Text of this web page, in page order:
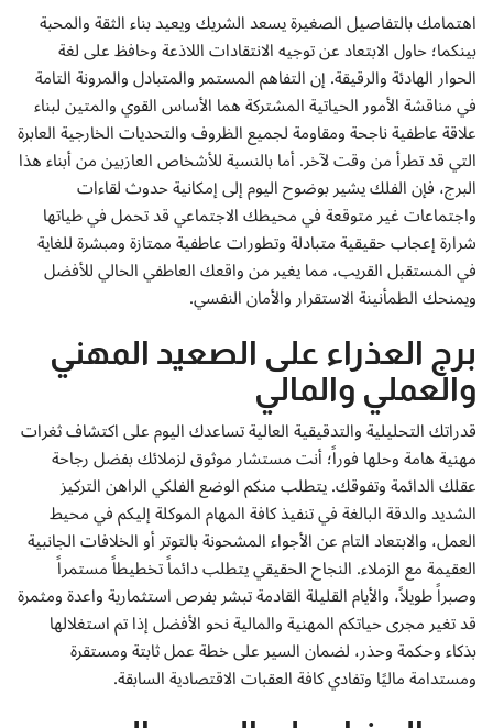
اهتمامك بالتفاصيل الصغيرة يسعد الشريك ويعيد بناء الثقة والمحبة
بينكما؛ حاول الابتعاد عن توجيه الانتقادات اللاذعة وحافظ على لغة
الحوار الهادئة والرقيقة. إن التفاهم المستمر والمتبادل والمرونة التامة
في مناقشة الأمور الحياتية المشتركة هما الأساس القوي والمتين لبناء
علاقة عاطفية ناجحة ومقاومة لجميع الظروف والتحديات الخارجية العابرة
التي قد تطرأ من وقت لآخر. أما بالنسبة للأشخاص العازبين من أبناء هذا
البرج، فإن الفلك يشير بوضوح اليوم إلى إمكانية حدوث لقاءات
واجتماعات غير متوقعة في محيطك الاجتماعي قد تحمل في طياتها
شرارة إعجاب حقيقية متبادلة وتطورات عاطفية ممتازة ومبشرة للغاية
في المستقبل القريب، مما يغير من واقعك العاطفي الحالي للأفضل
ويمنحك الطمأنينة الاستقرار والأمان النفسي.
برج العذراء على الصعيد المهني
والعملي والمالي
قدراتك التحليلية والتدقيقية العالية تساعدك اليوم على اكتشاف ثغرات
مهنية هامة وحلها فوراً؛ أنت مستشار موثوق لزملائك بفضل رجاحة
عقلك الدائمة وتفوقك. يتطلب منكم الوضع الفلكي الراهن التركيز
الشديد والدقة البالغة في تنفيذ كافة المهام الموكلة إليكم في محيط
العمل، والابتعاد التام عن الأجواء المشحونة بالتوتر أو الخلافات الجانبية
العقيمة مع الزملاء. النجاح الحقيقي يتطلب دائماً تخطيطاً مستمراً
وصبراً طويلاً، والأيام القليلة القادمة تبشر بفرص استثمارية واعدة ومثمرة
قد تغير مجرى حياتكم المهنية والمالية نحو الأفضل إذا تم استغلالها
بذكاء وحكمة وحذر، لضمان السير على خطة عمل ثابتة ومستقرة
ومستدامة ماليًا وتفادي كافة العقبات الاقتصادية السابقة.